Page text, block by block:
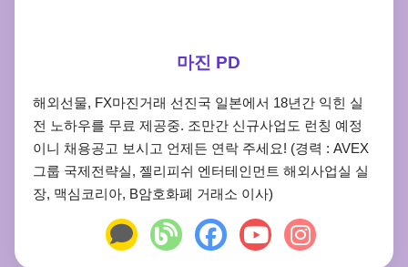
마진 PD
해외선물, FX마진거래 선진국 일본에서 18년간 익힌 실
전 노하우를 무료 제공중. 조만간 신규사업도 런칭 예정
이니 채용공고 보시고 언제든 연락 주세요! (경력 : AVEX
그룹 국제전략실, 젤리피쉬 엔터테인먼트 해외사업실 실
장, 맥심코리아, B암호화폐 거래소 이사)